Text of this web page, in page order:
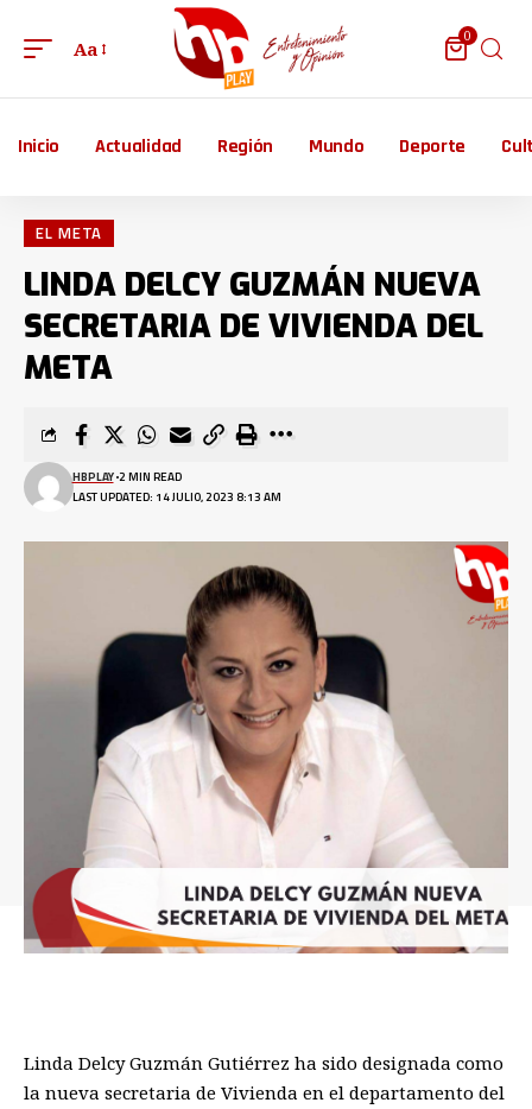
Aa
0
Inicio Actualidad Región Mundo Deporte
EL META
LINDA DELCY GUZMÁN NUEVA
SECRETARIA DE VIVIENDA DEL
META
LAST UPDATED: 14 JULIO, 2023 8:13 AM
HBPLAY 2 MIN READ
Linda Delcy Guzmán Gutiérrez ha sido designada como
la nueva secretaria de Vivienda en el departamento del